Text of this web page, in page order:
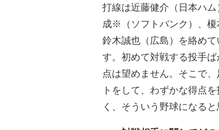
打線は近藤健介（日本ハ
成※（ソフトバンク）、榎
鈴木誠也（広島）を絡めて
す。初めて対戦する投手
点は望めません。そこで
トをして、わずかな得点
く、そういう野球になると